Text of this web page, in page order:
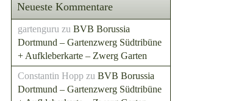
Neueste Kommentare
gartenguru zu BVB Borussia
Dortmund – Gartenzwerg Südtribüne
+ Aufkleberkarte – Zwerg Garten
Constantin Hoppzu BVB Borussia
Dortmund – Gartenzwerg Südtribüne